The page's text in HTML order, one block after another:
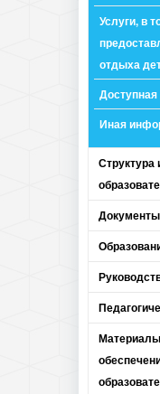
Услуги, в
отдыха
Иная
Структура
Документы